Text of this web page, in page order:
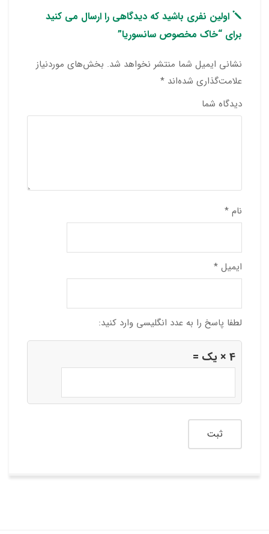
اولین نفری باشید که دیدگاهی را ارسال می کنید
برای “خاک مخصوص سانسوریا”
نشانی ایمیل شما منتشر نخواهد شد. بخش‌های موردنیاز
علامت‌گذاری شده‌اند *
دیدگاه شما
نام *
ایمیل *
لطفا پاسخ را به عدد انگلیسی وارد کنید:
4 × یک =